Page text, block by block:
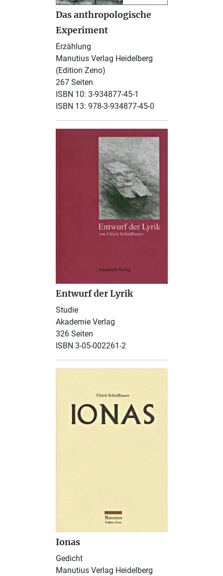
Das anthropologische
Experiment
Erzählung
Manutius Verlag Heidelberg
(Edition Zeno)
267 Seiten
ISBN 10: 3-934877-45-1
ISBN 13: 978-3-934877-45-0
Entwurf der Lyrik
Studie
Akademie Verlag
326 Seiten
ISBN 3-05-002261-2
Ionas
Gedicht
Manutius Verlag Heidelberg